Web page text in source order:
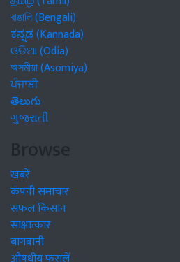
বাঙালি (Bengali)
ಕನ್ನಡ (Kannada)
ଓଡିଆ (Odia)
অসমীয়া (Asomiya)
ਪੰਜਾਬੀ
తెలుగు
ગુજરાતી
Browse
खबरें
कंपनी समाचार
सफल किसान
साक्षात्कार
बागवानी